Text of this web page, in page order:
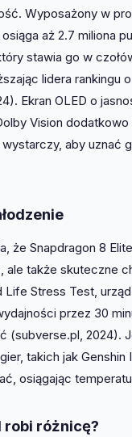
Wyposażony w
aż 2.7 miliona
stawia go w
lidera rankingu
Ekran OLED o
Vision
aby uznać
że Snapdragon 8
ale także skuteczne
Stress Test,
przez 30
(subverse.pl, 2024).
takich jak Genshin
osiągając
robi różnicę?